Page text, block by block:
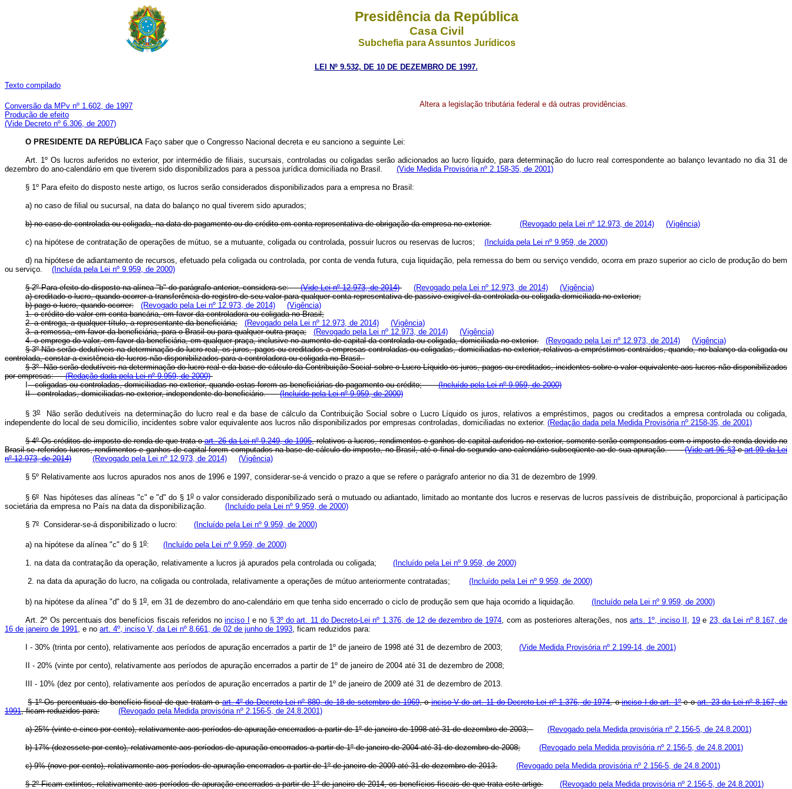
Presidência da República
Casa Civil
Subchefia para Assuntos Jurídicos
LEI Nº 9.532, DE 10 DE DEZEMBRO DE 1997.
Texto compilado
Conversão da MPv nº 1.602, de 1997
Produção de efeito
(Vide Decreto nº 6.306, de 2007)
Altera a legislação tributária federal e dá outras providências.
O PRESIDENTE DA REPÚBLICA Faço saber que o Congresso Nacional decreta e eu sanciono a seguinte Lei:
Art. 1º Os lucros auferidos no exterior, por intermédio de filiais, sucursais, controladas ou coligadas serão adicionados ao lucro líquido, para determinação do lucro real correspondente ao balanço levantado no dia 31 de
dezembro do ano-calendário em que tiverem sido disponibilizados para a pessoa jurídica domiciliada no Brasil. (Vide Medida Provisória nº 2.158-35, de 2001)
§ 1º Para efeito do disposto neste artigo, os lucros serão considerados disponibilizados para a empresa no Brasil:
a) no caso de filial ou sucursal, na data do balanço no qual tiverem sido apurados;
b) no caso de controlada ou coligada, na data do pagamento ou do crédito em conta representativa de obrigação da empresa no exterior. (Revogado pela Lei nº 12.973, de 2014) (Vigência)
c) na hipótese de contratação de operações de mútuo, se a mutuante, coligada ou controlada, possuir lucros ou reservas de lucros; (Incluída pela Lei nº 9.959, de 2000)
d) na hipótese de adiantamento de recursos, efetuado pela coligada ou controlada, por conta de venda futura, cuja liquidação, pela remessa do bem ou serviço vendido, ocorra em prazo superior ao ciclo de produção do bem
ou serviço. (Incluída pela Lei nº 9.959, de 2000)
§ 2º Para efeito do disposto na alínea "b" do parágrafo anterior, considera-se: (Vide Lei nº 12.973, de 2014) (Revogado pela Lei nº 12.973, de 2014)
(Vigência)
a) creditado o lucro, quando ocorrer a transferência do registro de seu valor para qualquer conta representativa de passivo exigível da controlada ou coligada domiciliada no exterior;
b) pago o lucro, quando ocorrer:
(Revogado pela Lei nº 12.973, de 2014)
(Vigência)
1. o crédito do valor em conta bancária, em favor da controladora ou coligada no Brasil;
2. a entrega, a qualquer título, a representante da beneficiária;
(Revogado pela Lei nº 12.973, de 2014)
(Vigência)
3. a remessa, em favor da beneficiária, para o Brasil ou para qualquer outra praça;
(Revogado pela Lei nº 12.973, de 2014)
(Vigência)
4. o emprego do valor, em favor da beneficiária, em qualquer praça, inclusive no aumento de capital da controlada ou coligada, domiciliada no exterior.
(Revogado pela Lei nº 12.973, de 2014)
(Vigência)
§ 3º Não serão dedutíveis na determinação do lucro real, os juros, pagos ou creditados a empresas controladas ou coligadas, domiciliadas no exterior, relativos a empréstimos contraídos, quando, no balanço da coligada ou
controlada, constar a existência de lucros não disponibilizados para a controladora ou coligada no Brasil.
§ 3º Não serão dedutíveis na determinação do lucro real e da base de cálculo da Contribuição Social sobre o Lucro Líquido os juros, pagos ou creditados, incidentes sobre o valor equivalente aos lucros não disponibilizados
por empresas:(Redação dada pela Lei nº 9.959, de 2000)
- coligadas ou controladas, domiciliadas no exterior, quando estas forem as beneficiárias do pagamento ou crédito;(Incluído pela Lei nº 9.959, de 2000)
II - controladas, domiciliadas no exterior, independente do beneficiário.(Incluído pela Lei nº 9.959, de 2000)
§ 3oNão serão dedutíveis na determinação do lucro real e da base de cálculo da Contribuição Social sobre o Lucro Líquido os juros, relativos a empréstimos, pagos ou creditados a empresa controlada ou coligada,
independente do local de seu domicílio, incidentes sobre valor equivalente aos lucros não disponibilizados por empresas controladas, domiciliadas no exterior. (Redação dada pela Medida Provisória nº 2158-35, de 2001)
§ 4º Os créditos de imposto de renda de que trata oart. 26 da Lei nº 9.249, de 1995, relativos a lucros, rendimentos e ganhos de capital auferidos no exterior, somente serão compensados com o imposto de renda devido no
Brasil se referidos lucros, rendimentos e ganhos de capital forem computados na base de cálculo do imposto, no Brasil, até o final do segundo ano-calendário subseqüente ao de sua apuração.
(Vide art 96 §3eart 99 da Lei
nº 12.973, de 2014)
(Revogado pela Lei nº 12.973, de 2014) (Vigência)
§ 5º Relativamente aos lucros apurados nos anos de 1996 e 1997, considerar-se-á vencido o prazo a que se refere o parágrafo anterior no dia 31 de dezembro de 1999.
§ 6ºNas hipóteses das alíneas "c" e "d" do § 1oo valor considerado disponibilizado será o mutuado ou adiantado, limitado ao montante dos lucros e reservas de lucros passíveis de distribuição, proporcional à participação
societária da empresa no País na data da disponibilização. (Incluído pela Lei nº 9.959, de 2000)
§ 7º Considerar-se-á disponibilizado o lucro: (Incluído pela Lei nº 9.959, de 2000)
a) na hipótese da alínea "c" do § 1o: (Incluído pela Lei nº 9.959, de 2000)
1. na data da contratação da operação, relativamente a lucros já apurados pela controlada ou coligada; (Incluído pela Lei nº 9.959, de 2000)
2. na data da apuração do lucro, na coligada ou controlada, relativamente a operações de mútuo anteriormente contratadas; (Incluído pela Lei nº 9.959, de 2000)
b) na hipótese da alínea "d" do § 1o , em 31 de dezembro do ano-calendário em que tenha sido encerrado o ciclo de produção sem que haja ocorrido a liquidação. (Incluído pela Lei nº 9.959, de 2000)
Art. 2º Os percentuais dos benefícios fiscais referidos noinciso I e no § 3º do art. 11 do Decreto-Lei nº 1.376, de 12 de dezembro de 1974 , com as posteriores alterações, nosarts. 1º, inciso II 19 e 23, da Lei nº 8.167, de
16 de janeiro de 1991
, e no art. 4º, inciso V, da Lei nº 8.661, de 02 de junho de 1993 , ficam reduzidos para:
I - 30% (trinta por cento), relativamente aos períodos de apuração encerrados a partir de 1º de janeiro de 1998 até 31 de dezembro de 2003; (Vide Medida Provisória nº 2.199-14, de 2001)
II - 20% (vinte por cento), relativamente aos períodos de apuração encerrados a partir de 1º de janeiro de 2004 até 31 de dezembro de 2008;
III - 10% (dez por cento), relativamente aos períodos de apuração encerrados a partir de 1º de janeiro de 2009 até 31 de dezembro de 2013.
§ 1º Os percentuais do benefício fiscal de que tratam oart. 4º do Decreto-Lei nº 880, de 18 de setembro de 1969, oinciso V do art. 11 do Decreto-Lei nº 1.376, de 1974, oinciso I do art. 1ºe oart. 23 da Lei nº 8.167, de
1991, ficam reduzidos para: (Revogado pela Medida provisória nº 2.156-5, de 24.8.2001)
a) 25% (vinte e cinco por cento), relativamente aos períodos de apuração encerrados a partir de 1º de janeiro de 1998 até 31 de dezembro de 2003; (Revogado pela Medida provisória nº 2.156-5, de 24.8.2001)
b) 17% (dezessete por cento), relativamente aos períodos de apuração encerrados a partir de 1º de janeiro de 2004 até 31 de dezembro de 2008; (Revogado pela Medida provisória nº 2.156-5, de 24.8.2001)
c) 9% (nove por cento), relativamente aos períodos de apuração encerrados a partir de 1º de janeiro de 2009 até 31 de dezembro de 2013. (Revogado pela Medida provisória nº 2.156-5, de 24.8.2001)
§ 2º Ficam extintos, relativamente aos períodos de apuração encerrados a partir de 1º de janeiro de 2014, os benefícios fiscais de que trata este artigo. (Revogado pela Medida provisória nº 2.156-5, de 24.8.2001)